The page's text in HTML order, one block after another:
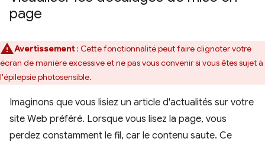
page
Avertissement: Cette fonctionnalité peut faire clignoter votre
écran de manière excessive et ne pas vous convenir si vous êtes sujet à
l'épilepsie photosensible.
Imaginons que vous lisiez un article d'actualités sur votre
site Web préféré. Lorsque vous lisez la page, vous
perdez constamment le fil, car le contenu saute. Ce